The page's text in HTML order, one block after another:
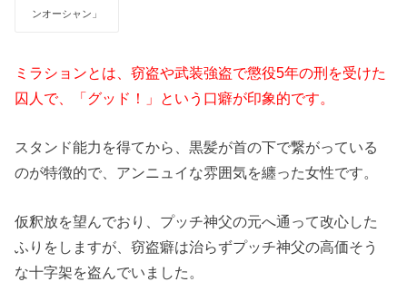
ンオーシャン」
ミラションとは、窃盗や武装強盗で懲役5年の刑を受けた
囚人で、「グッド！」という口癖が印象的です。
スタンド能力を得てから、黒髪が首の下で繋がっている
のが特徴的で、アンニュイな雰囲気を纏った女性です。
仮釈放を望んでおり、プッチ神父の元へ通って改心した
ふりをしますが、窃盗癖は治らずプッチ神父の高価そう
な十字架を盗んでいました。